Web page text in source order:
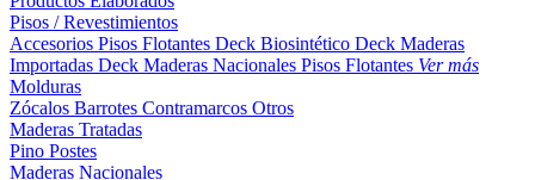
Pisos / Revestimientos
Accesorios Pisos Flotantes Deck Biosintético Deck Maderas
Importadas Deck Maderas Nacionales Pisos Flotantes Ver más
Molduras
Zócalos Barrotes Contramarcos Otros
Maderas Tratadas
Pino Postes
Maderas Nacionales